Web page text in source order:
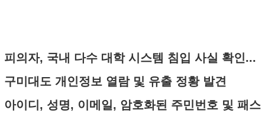
피의자, 국내 다수 대학 시스템 침입 사실 확인...
구미대도 개인정보 열람 및 유출 정황 발견
아이디, 성명, 이메일, 암호화된 주민번호 및 패스